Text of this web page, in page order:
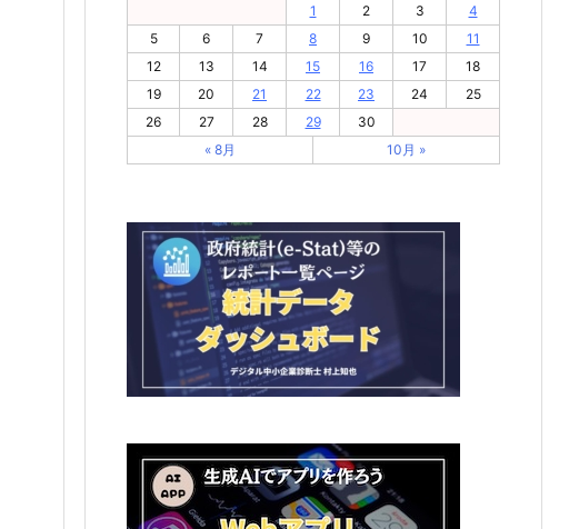
1
2 3
4
5
6 7 8 9 10
11
12
13 14 15 16 17
18
19
20 21 22 23 24
25
26
27 28 29
30
« 8月
10月 »